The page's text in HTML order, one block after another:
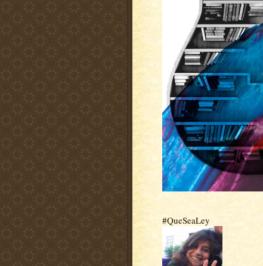
#QueSeaLey